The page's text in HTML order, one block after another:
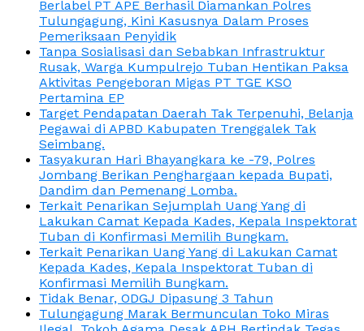
Berlabel PT APE Berhasil Diamankan Polres
Tulungagung, Kini Kasusnya Dalam Proses
Pemeriksaan Penyidik
Tanpa Sosialisasi dan Sebabkan Infrastruktur
Rusak, Warga Kumpulrejo Tuban Hentikan Paksa
Aktivitas Pengeboran Migas PT TGE KSO
Pertamina EP
Target Pendapatan Daerah Tak Terpenuhi, Belanja
Pegawai di APBD Kabupaten Trenggalek Tak
Seimbang.
Tasyakuran Hari Bhayangkara ke -79, Polres
Jombang Berikan Penghargaan kepada Bupati,
Dandim dan Pemenang Lomba.
Terkait Penarikan Sejumplah Uang Yang di
Lakukan Camat Kepada Kades, Kepala Inspektorat
Tuban di Konfirmasi Memilih Bungkam.
Terkait Penarikan Uang Yang di Lakukan Camat
Kepada Kades, Kepala Inspektorat Tuban di
Konfirmasi Memilih Bungkam.
Tidak Benar, ODGJ Dipasung 3 Tahun
Tulungagung Marak Bermunculan Toko Miras